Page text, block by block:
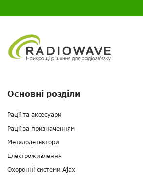
Основні розділи
Рації та аксесуари
Рації за призначенням
Металодетектори
Електроживлення
Охоронні системи Ajax